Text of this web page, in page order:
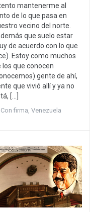
mantenerme al
de lo que pasa en
vecino del norte.
que suelo estar
de acuerdo con lo que
Estoy como muchos
los que conocen
gente de ahí,
que vivió allí y ya no
[…]
Con firma Venezuela